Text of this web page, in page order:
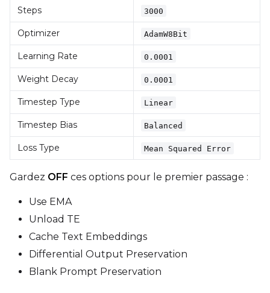
LoRA Scale
Height
LoRA Scale
Steps 3000
Optimizer AdamW8Bit
Learning Rate 0.0001
Weight Decay 0.0001
Timestep Type Linear
Timestep Bias Balanced
Loss Type Mean Squared Error
Gardez OFF ces options pour le premier passage :
Use EMA
Unload TE
Cache Text Embeddings
Differential Output Preservation
Blank Prompt Preservation